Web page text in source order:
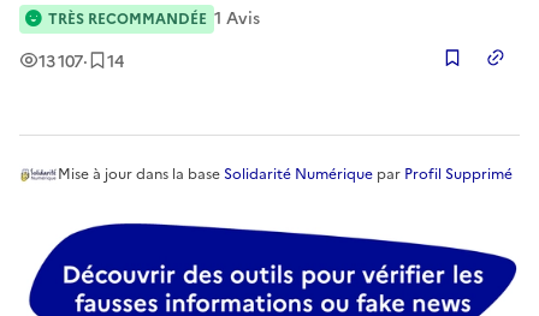
de cette messagerie instantanée.
13 107Vues
· 14Enregistrement
TRÈS RECOMMANDÉE 1 Avis
Mise à jourdans la base Solidarité Numérique par Profil Supprimé